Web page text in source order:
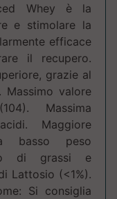
Whey è la
e stimolare la
efficace
il recupero.
grazie al
Massimo valore
Massima
Maggiore
basso peso
di grassi e
Lattosio (<1%).
Si consiglia